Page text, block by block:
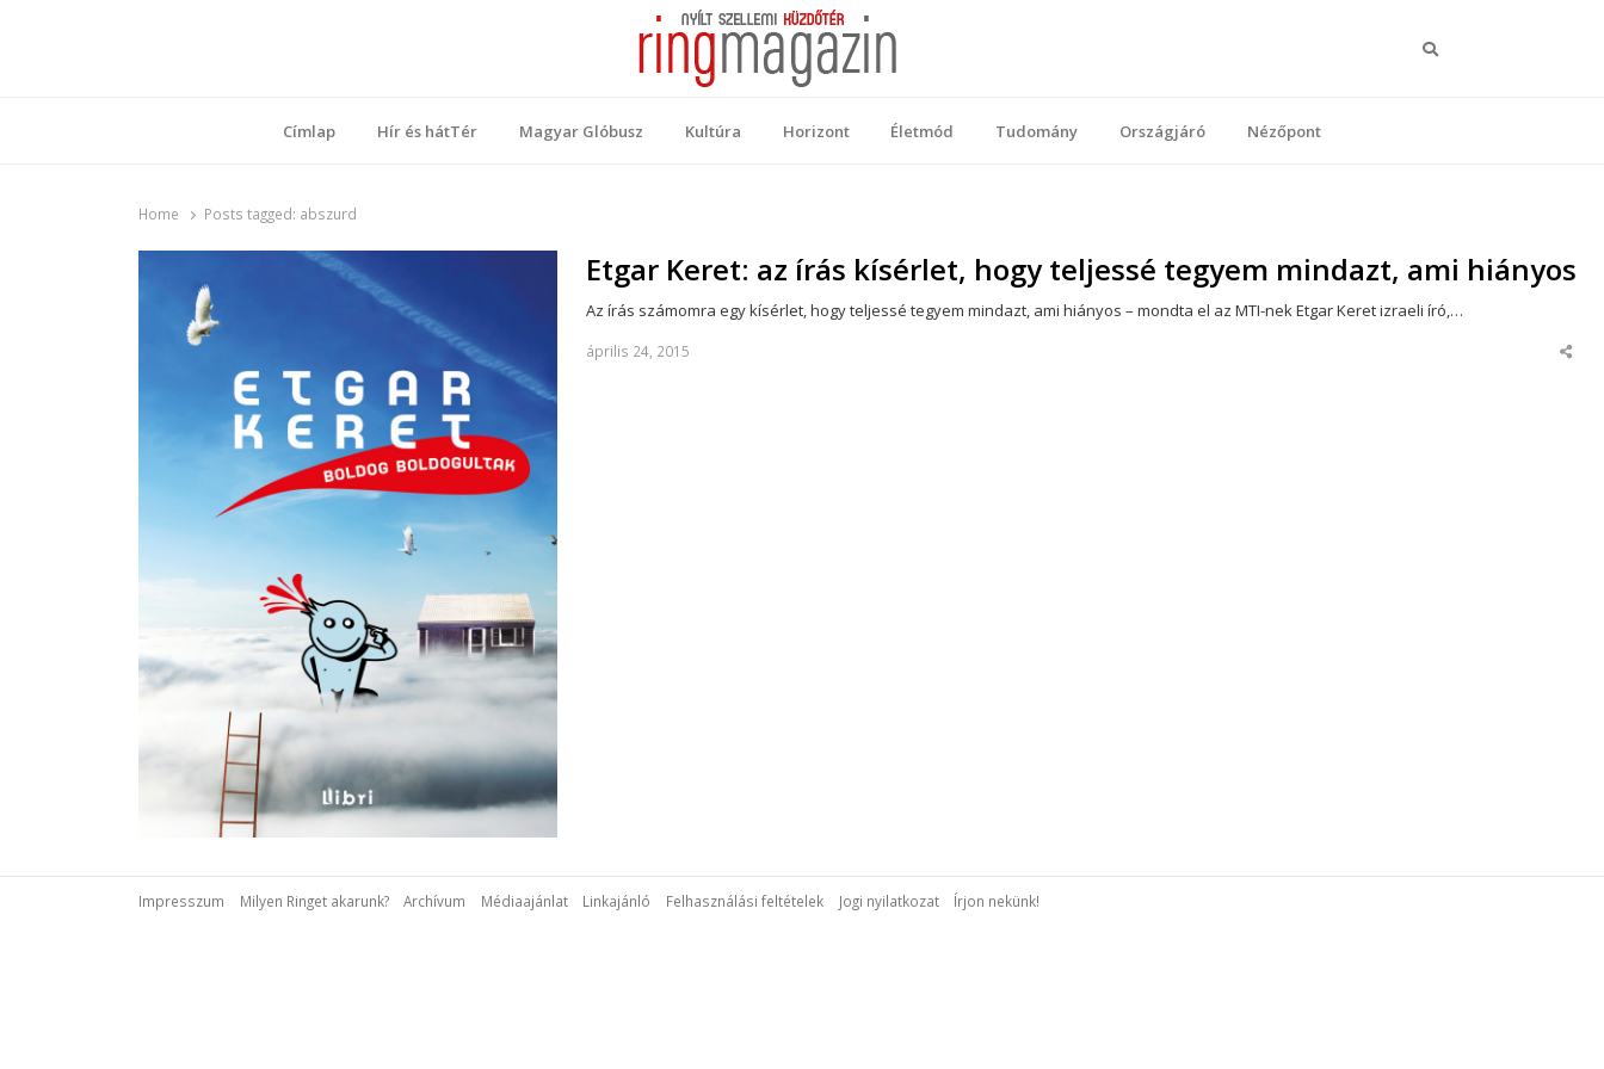
Címlap Hír és hátTér Magyar Glóbusz Kultúra Horizont Életmód Tudomány Országjáró Nézőpont
Home Posts tagged: abszurd
Etgar Keret: az írás kísérlet, hogy teljessé tegyem mindazt, ami hiányos
Az írás számomra egy kísérlet, hogy teljessé tegyem mindazt, ami hiányos – mondta el az MTI-nek Etgar Keret izraeli író,…
április 24, 2015
Share
Impresszum Milyen Ringet akarunk? Archívum Médiaajánlat Linkajánló Felhasználási feltételek Jogi nyilatkozat Írjon nekünk!